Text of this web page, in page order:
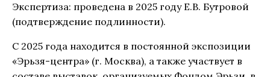
Экспертиза: проведена в 2025 году Е.В. Бутровой
(подтверждение подлинности).
С 2025 года находится в постоянной экспозиции
«Эрьзя-центра» (г. Москва), а также участвует в